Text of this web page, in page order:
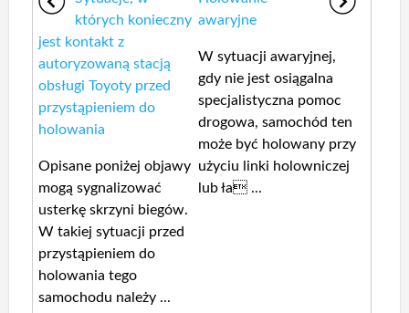
których konieczny
jest kontakt z
autoryzowaną stacją
obsługi Toyoty przed
przystąpieniem do
holowania
Opisane poniżej objawy
mogą sygnalizować
usterkę skrzyni biegów.
W takiej sytuacji przed
przystąpieniem do
holowania tego
samochodu należy ...
awaryjne
W sytuacji awaryjnej,
gdy nie jest osiągalna
specjalistyczna pomoc
drogowa, samochód ten
może być holowany przy
użyciu linki holowniczej
lub ła ...